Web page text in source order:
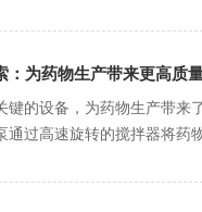
：为药物生产带来更高质
键的设备，为药物生产带
通过高速旋转的搅拌器将